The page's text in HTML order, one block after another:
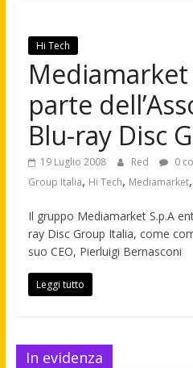
news
moda
maschile
Hi Tech
parte
Blu-ray Disc
19 Luglio 2008 Red 0
Group Italia, Hi Tech, Mediamarket,
Il gruppo Mediamarket S.p.A
ray Disc Group Italia, come
suo CEO, Pierluigi Bernasconi
Leggi tutto
In evidenza